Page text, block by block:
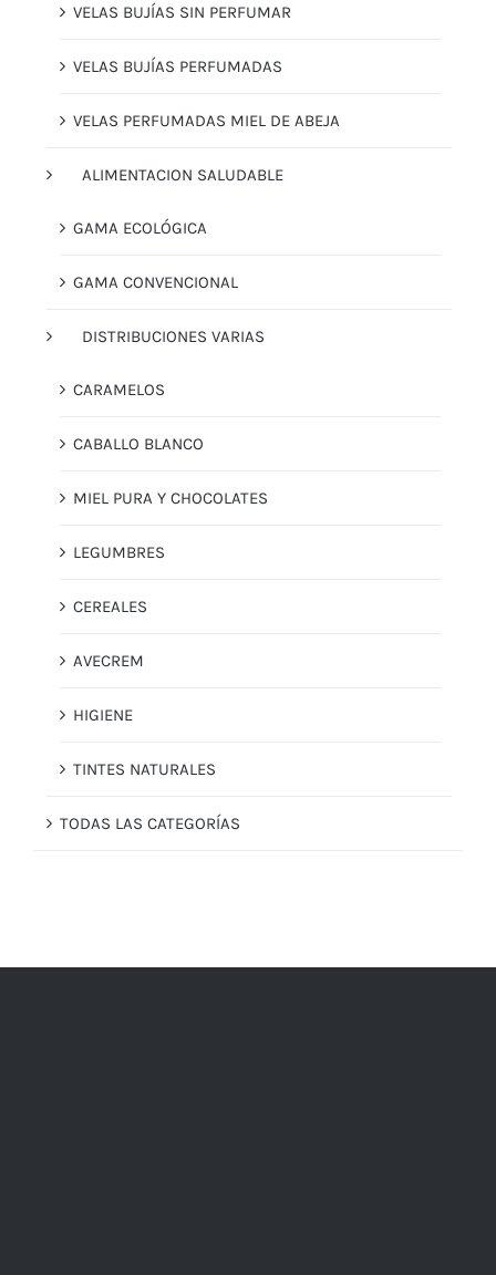
VELAS BUJÍAS SIN PERFUMAR
VELAS BUJÍAS PERFUMADAS
VELAS PERFUMADAS MIEL DE ABEJA
ALIMENTACION SALUDABLE
GAMA ECOLÓGICA
GAMA CONVENCIONAL
DISTRIBUCIONES VARIAS
CARAMELOS
CABALLO BLANCO
MIEL PURA Y CHOCOLATES
LEGUMBRES
CEREALES
AVECREM
HIGIENE
TINTES NATURALES
TODAS LAS CATEGORÍAS